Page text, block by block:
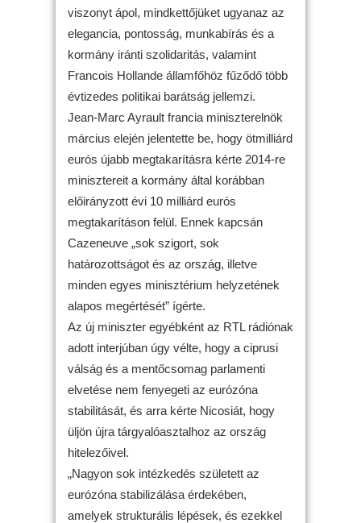
viszonyt ápol, mindkettőjüket ugyanaz az
elegancia, pontosság, munkabírás és a
kormány iránti szolidaritás, valamint
Francois Hollande államfőhöz fűződő több
évtizedes politikai barátság jellemzi.
Jean-Marc Ayrault francia miniszterelnök
március elején jelentette be, hogy ötmilliárd
eurós újabb megtakarításra kérte 2014-re
minisztereit a kormány által korábban
előirányzott évi 10 milliárd eurós
megtakarításon felül. Ennek kapcsán
Cazeneuve „sok szigort, sok
határozottságot és az ország, illetve
minden egyes minisztérium helyzetének
alapos megértését” ígérte.
Az új miniszter egyébként az RTL rádiónak
adott interjúban úgy vélte, hogy a ciprusi
válság és a mentőcsomag parlamenti
elvetése nem fenyegeti az eurózóna
stabilitását, és arra kérte Nicosiát, hogy
üljön újra tárgyalóasztalhoz az ország
hitelezőivel.
„Nagyon sok intézkedés született az
eurózóna stabilizálása érdekében,
amelyek strukturális lépések, és ezekkel